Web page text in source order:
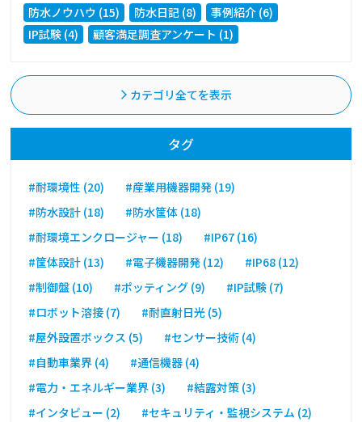
防水ノウハウ (15) 防水日記 (8)
事例紹介 (6)
IP試験 (4)
顧客満足調査アンケート (1)
カテゴリ全てを表示
タグ
#耐環境性 (20)
#産業用機器開発 (19)
#防水設計 (18)
#防水筐体 (18)
#耐環境エンクロージャー (18)
#IP67 (16)
#筐体設計 (13)
#電子機器開発 (12)
#IP68 (12)
#制御盤 (10)
#ポッティング (9)
#IP試験 (7)
#ロボット溶接 (7)
#耐直射日光 (5)
#屋外設置ボックス (5)
#センサー技術 (4)
#自動車業界 (4)
#通信機器 (4)
#電力・エネルギー業界 (3)
#結露対策 (3)
#インタビュー (2)
#セキュリティ・監視システム (2)